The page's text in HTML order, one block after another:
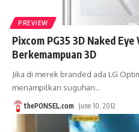
PREVIEW
Pixcom PG35 3D Naked
Berkemampuan 3D
Jika di merek branded ada LG
menampilkan suguhan…
thePONSEL.com June 10, 2012